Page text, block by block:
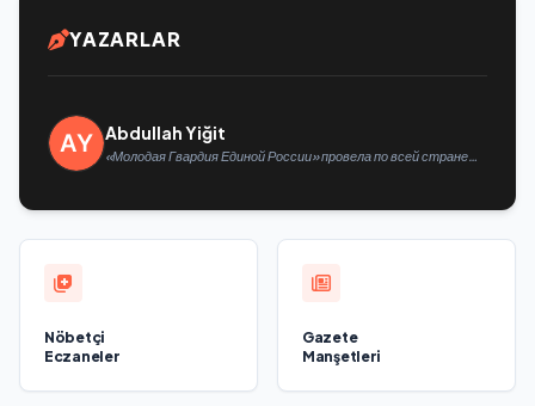
YAZARLAR
Abdullah Yiğit
«Молодая Гвардия Единой России» провела по всей стране
Nöbetçi
Eczaneler
Gazete
Manşetleri